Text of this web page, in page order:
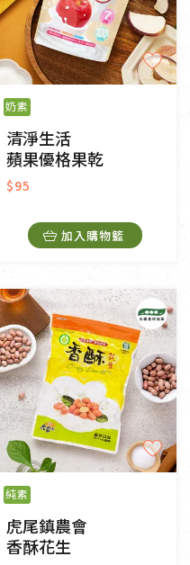
奶素
清淨生活
蘋果優格果乾
$95
加入購物籃
純素
虎尾鎮農會
香酥花生